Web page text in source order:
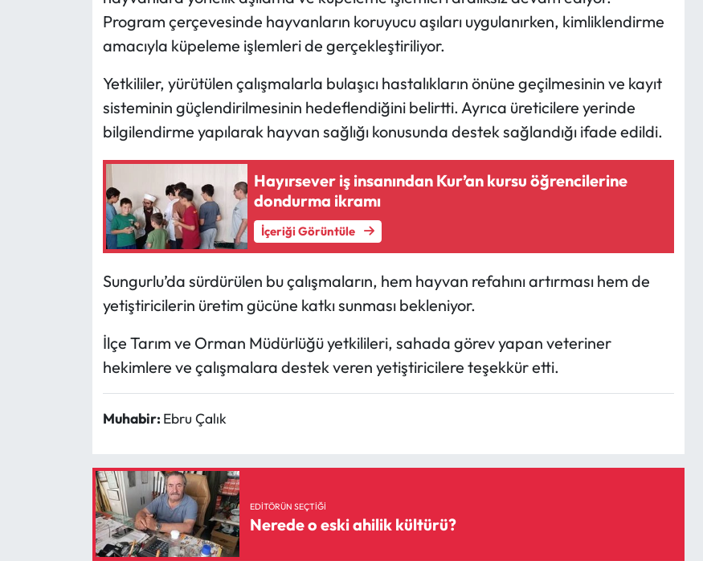
Program çerçevesinde hayvanların koruyucu aşıları uygulanırken, kimliklendirme
amacıyla küpeleme işlemleri de gerçekleştiriliyor.
Yetkililer, yürütülen çalışmalarla bulaşıcı hastalıkların önüne geçilmesinin ve kayıt
sisteminin güçlendirilmesinin hedeflendiğini belirtti. Ayrıca üreticilere yerinde
bilgilendirme yapılarak hayvan sağlığı konusunda destek sağlandığı ifade edildi.
Hayırsever iş insanından Kur’an kursu öğrencilerine
dondurma ikramı
İçeriği Görüntüle
Sungurlu’da sürdürülen bu çalışmaların, hem hayvan refahını artırması hem de
yetiştiricilerin üretim gücüne katkı sunması bekleniyor.
İlçe Tarım ve Orman Müdürlüğü yetkilileri, sahada görev yapan veteriner
hekimlere ve çalışmalara destek veren yetiştiricilere teşekkür etti.
Muhabir: Ebru Çalık
EDITÖRÜN SEÇTIĞI
Nerede o eski ahilik kültürü?
Mecitözü Haberleri
Oğuzlar Haberleri
Ortaköy Haberleri
Osmancık Haberleri
Otomotiv
Resmi İlan
Resmi Reklam
Uğurludağ Haberleri